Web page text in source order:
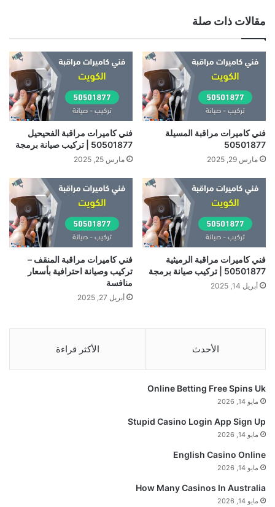
مقالات ذات صلة
فني كاميرات مراقبة المسيلة
50501877
مارس 29, 2025
فني كاميرات مراقبة الفحيحيل
50501877 | تركيب صيانة برمجة
مارس 25, 2025
فني كاميرات مراقبة الرميثية
50501877 | تركيب صيانة برمجة
أبريل 14, 2025
فني كاميرات مراقبة المنقف –
تركيب وصيانة احترافية بأسعار
منافسة
أبريل 27, 2025
الأحدث الأكثر قراءة
Online Betting Free Spins Uk
مايو 14, 2026
Stupid Casino Login App Sign Up
مايو 14, 2026
English Casino Online
مايو 14, 2026
How Many Casinos In Australia
مايو 14, 2026